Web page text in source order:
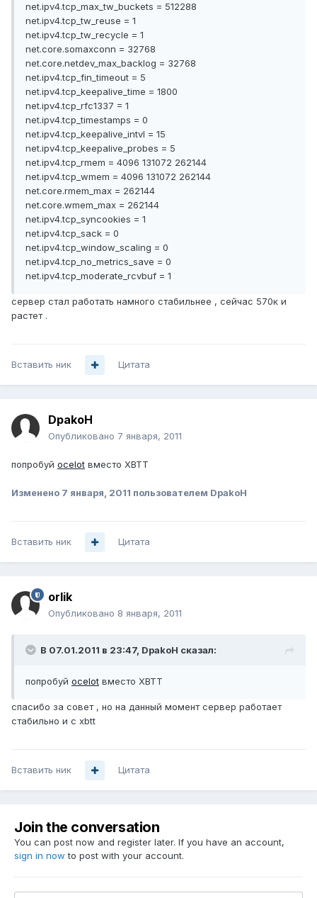
net.ipv4.tcp_max_tw_buckets = 512288
net.ipv4.tcp_tw_reuse = 1
net.ipv4.tcp_tw_recycle = 1
net.core.somaxconn = 32768
net.core.netdev_max_backlog = 32768
net.ipv4.tcp_fin_timeout = 5
net.ipv4.tcp_keepalive_time = 1800
net.ipv4.tcp_rfc1337 = 1
net.ipv4.tcp_timestamps = 0
net.ipv4.tcp_keepalive_intvl = 15
net.ipv4.tcp_keepalive_probes = 5
net.ipv4.tcp_rmem = 4096 131072 262144
net.ipv4.tcp_wmem = 4096 131072 262144
net.core.rmem_max = 262144
net.core.wmem_max = 262144
net.ipv4.tcp_syncookies = 1
net.ipv4.tcp_sack = 0
net.ipv4.tcp_window_scaling = 0
net.ipv4.tcp_no_metrics_save = 0
net.ipv4.tcp_moderate_rcvbuf = 1
сервер стал работать намного стабильнее , сейчас 570к и
растет .
Вставить ник Цитата
DpakoH
Опубликовано 7 января, 2011
попробуй ocelot вместо XBTT
Изменено 7 января, 2011 пользователем DpakoH
Вставить ник Цитата
orlik
Опубликовано 8 января, 2011
В 07.01.2011 в 23:47, DpakoH сказал:
попробуй ocelot вместо XBTT
спасибо за совет , но на данный момент сервер работает
стабильно и с xbtt
Вставить ник Цитата
Join the conversation
You can post now and register later. If you have an account,
sign in now to post with your account.